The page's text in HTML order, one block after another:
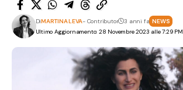
Ultimo Aggiornamento: 28 Novembre 2023 alle 7:29 PM
DiMARTINA LEVA- Contributor 3 anni fa NEWS